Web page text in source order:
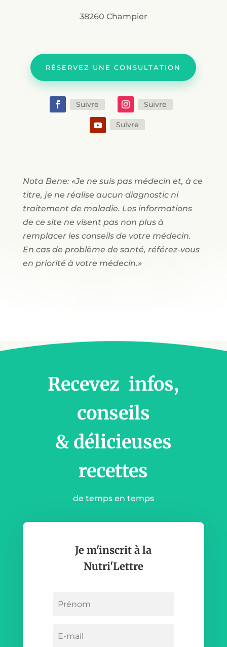
38260 Champier
RÉSERVEZ UNE CONSULTATION
Suivre Suivre
Suivre
Nota Bene: «Je ne suis pas médecin et, à ce
titre, je ne réalise aucun diagnostic ni
traitement de maladie. Les informations
de ce site ne visent pas non plus à
remplacer les conseils de votre médecin.
En cas de problème de santé, référez-vous
en priorité à votre médecin.»
Recevez infos,
conseils
& délicieuses
recettes
de temps en temps
Je m'inscrit à la
Nutri'Lettre